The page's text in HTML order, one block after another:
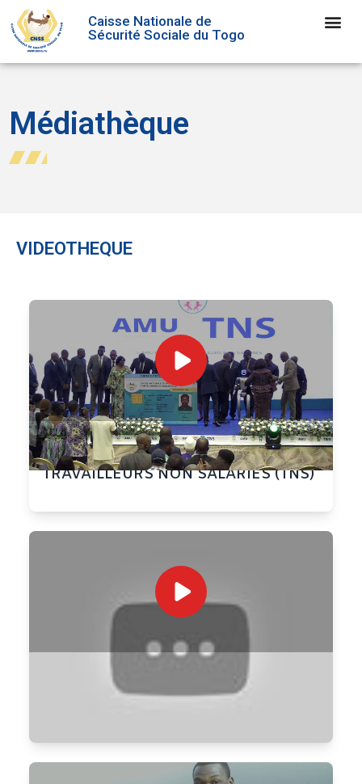
Caisse Nationale de
Sécurité Sociale du Togo
Médiathèque
VIDEOTHEQUE
[DIRECT] LANCEMENT DE L’AMU DES
TRAVAILLEURS NON SALARIES (TNS)
AMU CNSS – MISE A JOUR DES